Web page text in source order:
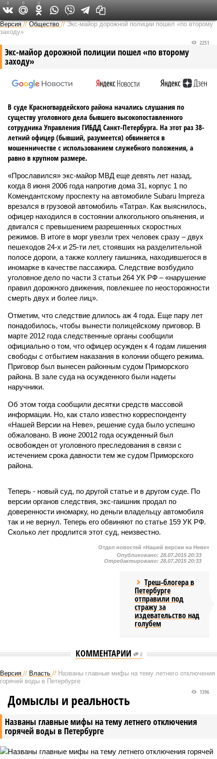
Версия на Неве
Версия //Общество //Экс-майор дорожной полиции пошел «по второму
заходу»
Экс-майор дорожной полиции пошел «по второму
заходу»
2251
В суде Красногвардейского района начались слушания по
существу уголовного дела бывшего высокопоставленного
сотрудника Управления ГИБДД Санкт-Петербурга. На этот раз 38-
летний офицер (бывший, разумеется) обвиняется в
мошенничестве с использованием служебного положения, а
равно в крупном размере.
«Прославился» экс-майор МВД еще девять лет назад,
когда 8 июня 2006 года напротив дома 31, корпус 1 по
Комендантскому проспекту на автомобиле Subaru Impreza
врезался в грузовой автомобиль «Татра». Как выяснилось,
офицер находился в состоянии алкогольного опьянения, и
двигался с превышением разрешенных скоростных
режимов. В итоге в морг увезли трех человек сразу – двух
пешеходов 24-х и 25-ти лет, стоявших на разделительной
полосе дороги, а также коллегу гаишника, находившегося в
иномарке в качестве пассажира. Следствие возбудило
уголовное дело по части 3 статьи 264 УК РФ – «нарушение
правил дорожного движения, повлекшее по неосторожности
смерть двух и более лиц».
Отметим, что следствие длилось аж 4 года. Еще пару лет
понадобилось, чтобы вынести полицейскому приговор. В
марте 2012 года следственные органы сообщили
официально о том, что офицер осужден к 4 годам лишения
свободы с отбытием наказания в колонии общего режима.
Приговор был вынесен районным судом Приморского
района. В зале суда на осужденного были надеты
наручники.
Об этом тогда сообщили десятки средств массовой
информации. Но, как стало известно корреспонденту
«Нашей Версии на Неве», решение суда было успешно
обжаловано. В июне 20012 года осужденный был
освобожден от уголовного преследования в связи с
истечением срока давности тем же судом Приморского
района.
Теперь - новый суд, по другой статье и в другом суде. По
версии органов следствия, экс-гаишник продал по
доверенности иномарку, но деньги владельцу автомобиля
так и не вернул. Теперь его обвиняют по статье 159 УК РФ.
Сколько лет продлится этот суд, неизвестно.
0 0 0
Отдел новостей «Нашей версии на Неве»
Опубликовано: 28.07.2015 20:33
Отредактировано: 28.07.2015 20:33
Треш-блогера в
Петербурге
отправили под
стражу за
издевательство над
голубем
КОММЕНТАРИИ 0
Версия // Власть // Названы главные мифы на тему летнего отключения
горячей воды в Петербурге
Названы главные мифы на тему летнего отключения
горячей воды в Петербурге
1396
Домыслы и реальность